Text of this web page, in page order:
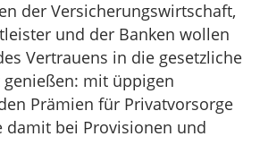
der Versicherungswirtschaft,
und der Banken wollen
Vertrauens in die gesetzliche
mit üppigen
Prämien für Privatvorsorge
damit bei Provisionen und